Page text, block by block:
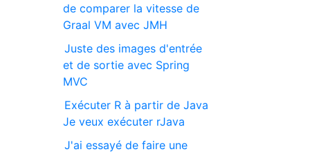
de comparer la vitesse de
Graal VM avec JMH
Juste des images d'entrée
et de sortie avec Spring
MVC
Exécuter R à partir de Java
Je veux exécuter rJava
J'ai essayé de faire une